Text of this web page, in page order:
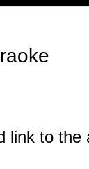
link to the